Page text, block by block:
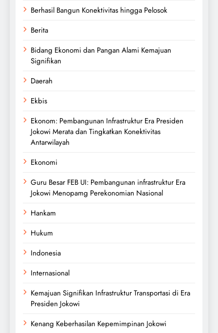
Berhasil Bangun Konektivitas hingga Pelosok
Berita
Bidang Ekonomi dan Pangan Alami Kemajuan
Signifikan
Daerah
Ekbis
Ekonom: Pembangunan Infrastruktur Era Presiden
Jokowi Merata dan Tingkatkan Konektivitas
Antarwilayah
Ekonomi
Guru Besar FEB UI: Pembangunan infrastruktur Era
Jokowi Menopamg Perekonomian Nasional
Hankam
Hukum
Indonesia
Internasional
Kemajuan Signifikan Infrastruktur Transportasi di Era
Presiden Jokowi
Kenang Keberhasilan Kepemimpinan Jokowi